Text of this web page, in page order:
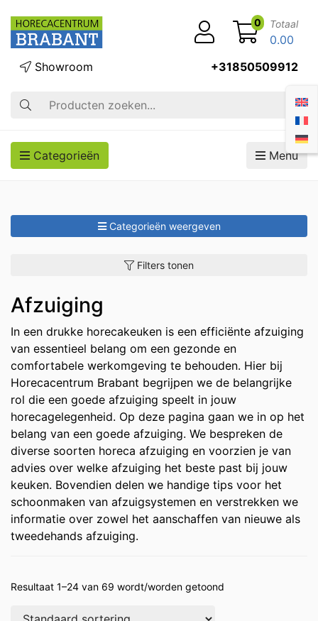
Zoek op
Showroom +31850509912
0 Totaal
0.00
Categorieën Menu
Categorieën weergeven
Filters tonen
Afzuiging
In een drukke horecakeuken is een efficiënte afzuiging
van essentieel belang om een gezonde en
comfortabele werkomgeving te behouden. Hier bij
Horecacentrum Brabant begrijpen we de belangrijke
rol die een goede afzuiging speelt in jouw
horecagelegenheid. Op deze pagina gaan we in op het
belang van een goede afzuiging. We bespreken de
diverse soorten horeca afzuiging en voorzien je van
advies over welke afzuiging het beste past bij jouw
keuken. Bovendien delen we handige tips voor het
schoonmaken van afzuigsystemen en verstrekken we
informatie over zowel het aanschaffen van nieuwe als
tweedehands afzuiging.
Resultaat 1–24 van 69 wordt/worden getoond